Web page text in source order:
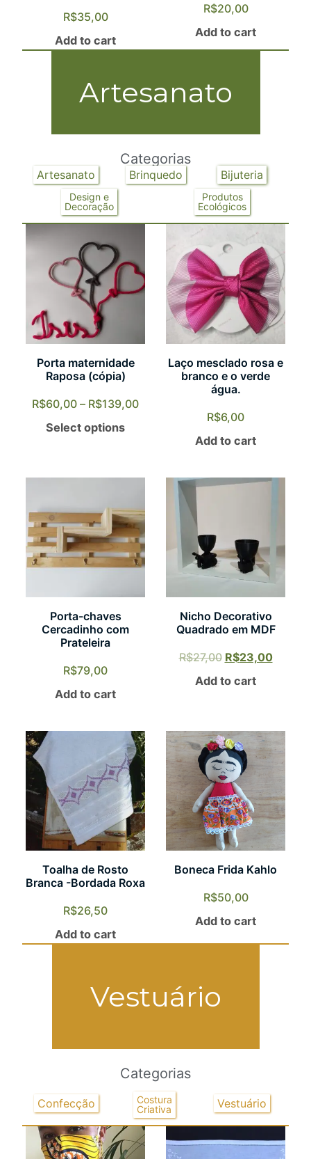
R$35,00
Add to cart
R$20,00
Add to cart
Artesanato
Categorias
Artesanato Brinquedo Bijuteria
Design e
Decoração
Produtos
Ecológicos
Porta maternidade
Raposa (cópia)
R$60,00 – R$139,00
Select options
Laço mesclado rosa e
branco e o verde
água.
R$6,00
Add to cart
Porta-chaves
Cercadinho com
Prateleira
R$79,00
Add to cart
Nicho Decorativo
Quadrado em MDF
R$27,00 R$23,00
Add to cart
Toalha de Rosto
Branca -Bordada Roxa
R$26,50
Add to cart
Boneca Frida Kahlo
R$50,00
Add to cart
Vestuário
Categorias
Confecção
Costura
Criativa
Vestuário